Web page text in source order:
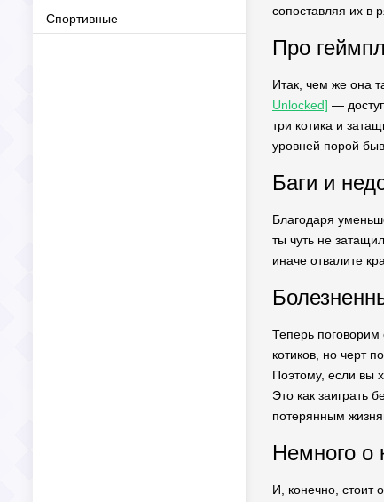
Спортивные
сопоставляя их в
Про
Итак, чем же она
Unlocked] —
три котика и
уровней порой
Баги и
Благодаря
ты чуть не
иначе отвалите
Теперь поговорим
котиков, но черт
Поэтому, если вы
Это как заиграть
потерянным
Немного о
И, конечно, стоит